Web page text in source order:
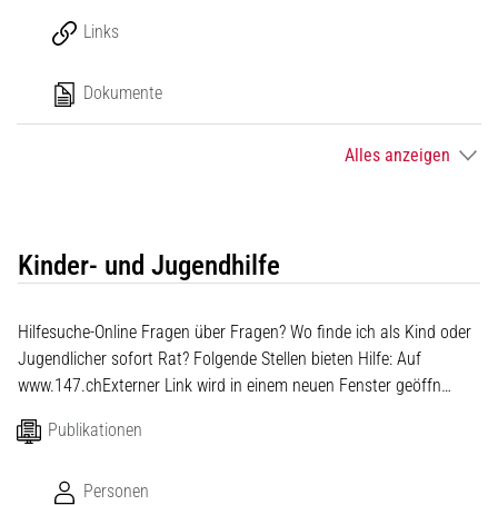
Links
Dokumente
Alles anzeigen
Kinder- und Jugendhilfe
Hilfesuche-Online Fragen über Fragen? Wo finde ich als Kind oder
Jugendlicher sofort Rat? Folgende Stellen bieten Hilfe: Auf
www.147.chExterner Link wird in einem neuen Fenster geöffn…
Publikationen
Personen